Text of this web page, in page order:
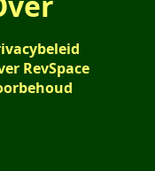
RevSpace